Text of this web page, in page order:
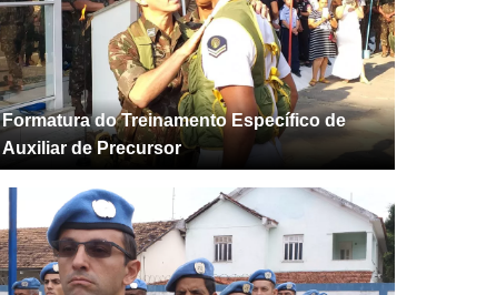
Formatura do Treinamento Específico de
Auxiliar de Precursor